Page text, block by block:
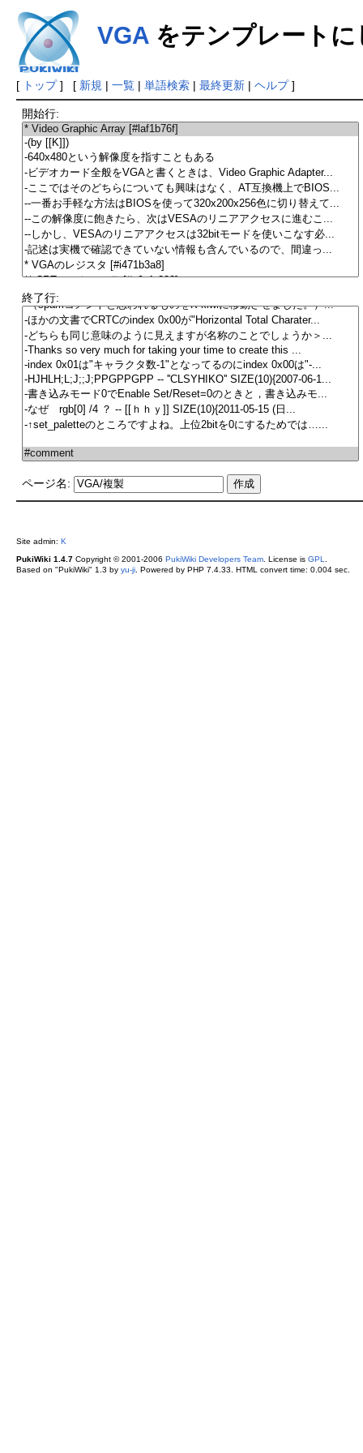
VGAをテンプレートに
[ トップ] [ 新規 | 一覧| 単語検索| 最終更新| ヘルプ]
開始行:
終了行:
ページ名:
Site admin: K
PukiWiki 1.4.7Copyright © 2001-2006 PukiWiki Developers Team. License is GPL
Based on "PukiWiki" 1.3 by yu-ji. Powered by PHP 7.4.33. HTML convert time: 0.004 sec.